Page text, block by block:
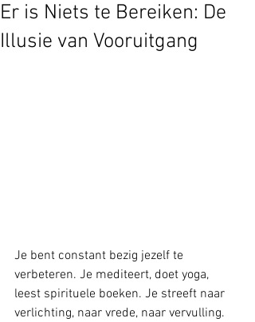
Er is Niets te Bereiken: De
Illusie van Vooruitgang
Je bent constant bezig jezelf te
verbeteren. Je mediteert, doet yoga,
leest spirituele boeken. Je streeft naar
verlichting, naar vrede, naar vervulling.